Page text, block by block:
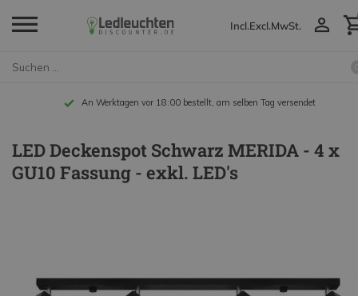
Incl.Excl.MwSt.
An Werktagen vor 18:00 bestellt, am selben Tag versendet
LED Deckenspot Schwarz MERIDA - 4 x
GU10 Fassung - exkl. LED's